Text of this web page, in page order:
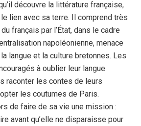
découvre la littérature française,
lien avec sa terre. Il comprend très
français par l’État, dans le cadre
napoléonienne, menace
langue et la culture bretonnes. Les
à oublier leur langue
raconter les contes de leurs
les coutumes de Paris.
de faire de sa vie une mission :
avant qu’elle ne disparaisse pour